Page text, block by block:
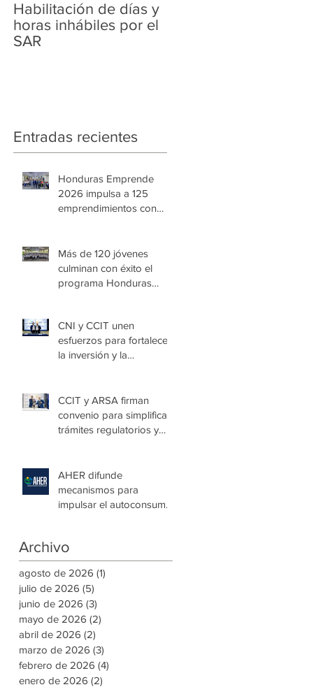
Habilitación de días y
horas inhábiles por el
SAR
Entradas recientes
Honduras Emprende
2026 impulsa a 125
emprendimientos con
Más de 120 jóvenes
culminan con éxito el
programa Honduras
CNI y CCIT unen
esfuerzos para fortalecer
la inversión y la
CCIT y ARSA firman
convenio para simplificar
trámites regulatorios y
AHER difunde
mecanismos para
impulsar el autoconsumo
Archivo
agosto de 2026 (1)
julio de 2026 (5)
junio de 2026 (3)
mayo de 2026 (2)
abril de 2026 (2)
marzo de 2026 (3)
febrero de 2026 (4)
enero de 2026 (2)